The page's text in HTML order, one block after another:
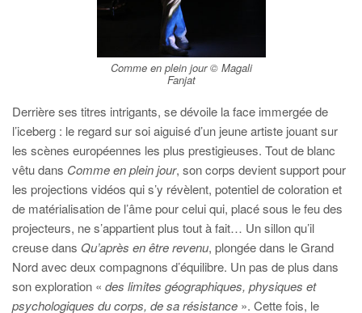
Comme en plein jour © Magali
Fanjat
Derrière ses titres intrigants, se dévoile la face immergée de
l’iceberg : le regard sur soi aiguisé d’un jeune artiste jouant sur
les scènes européennes les plus prestigieuses. Tout de blanc
vêtudans Comme en plein jour, son corps devient support pour
les projections vidéos qui s’y révèlent, potentiel de coloration et
de matérialisation de l’âme pour celui qui, placé sous le feu des
projecteurs, ne s’appartient plus tout à fait… Un sillon qu’il
creuse dans Qu’après en être revenu, plongée dans le Grand
Nord avec deux compagnons d’équilibre. Un pas de plus dans
son exploration « des limites géographiques, physiques et
psychologiques du corps, de sa résistance ». Cette fois, le